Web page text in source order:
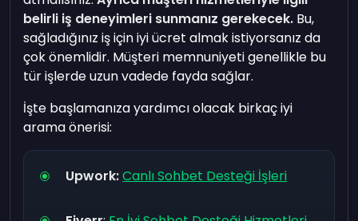
belirli iş deneyimleri sunmanız gerekecek. Bu,
sağladığınız iş için iyi ücret almak istiyorsanız da
çok önemlidir. Müşteri memnuniyeti genellikle bu
tür işlerde uzun vadede fayda sağlar.
İşte başlamanıza yardımcı olacak birkaç iyi
arama önerisi:
Upwork:Canlı Sohbet Desteği İşleri